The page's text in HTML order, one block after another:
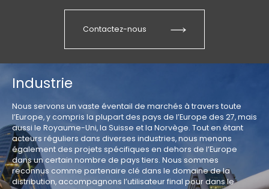
Contactez-nous
Industrie
Nous servons un vaste éventail de marchés à travers toute
l’Europe, y compris la plupart des pays de l’Europe des 27, mais
aussi le Royaume-Uni, la Suisse et la Norvège. Tout en étant
acteurs réguliers dans diverses industries, nous menons
également des projets spécifiques en dehors de l’Europe
dans un certain nombre de pays tiers. Nous sommes
reconnus comme partenaire clé dans le domaine de la
distribution, accompagnons l’utilisateur final pour dans le